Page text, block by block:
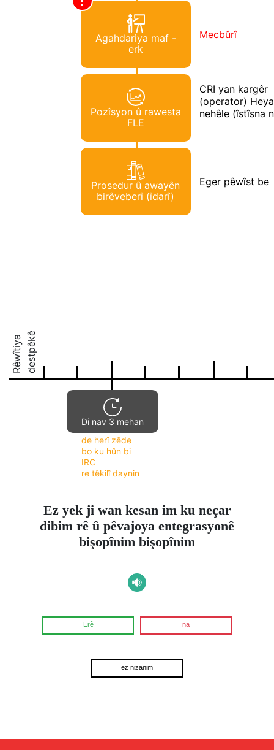
Agahdariya maf -
erk
Mecbûrî
Pozîsyon û rawesta
FLE
CRI yan kargêr
(operator)
nehêle (îstîsna
Prosedur û awayên
birêveberî (îdarî)
Eger pêwîst be
Rêwîtiyadestpêkê
Di nav 3 mehan
de herî zêde
bo ku hûn bi
IRC
re têkilî daynin
Ez yek ji wan kesan im ku neçar
dibim rê û pêvajoya entegrasyonê
bişopînim bişopînim
Erê na
ez nizanim